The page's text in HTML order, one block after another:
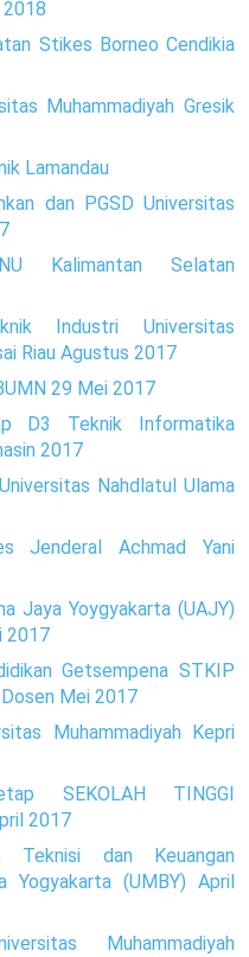
2018
Stikes Borneo Cendikia
Muhammadiyah Gresik
Lamandau
dan PGSD Universitas
Kalimantan Selatan
Industri Universitas
Riau Agustus 2017
29 Mei 2017
D3 Teknik Informatika
2017
Nahdlatul Ulama
Jenderal Achmad Yani
Jaya Yoygyakarta (UAJY)
2017
Getsempena STKIP
Mei 2017
Muhammadiyah Kepri
SEKOLAH TINGGI
2017
Teknisi dan Keuangan
Yogyakarta (UMBY) April
Muhammadiyah